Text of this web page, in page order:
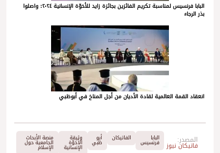
البابا فرنسيس لمناسبة تكريم الفائزين بجائزة زايد للأخوّة الإنسانية ٢٠٢٤: واصلوا
بذر الرجاء
انعقاد القمة العالمية لقادة الأديان من أجل المناخ في أبوظبي
المصدر:
فاتيكان نيوز
البابا
فرنسيس
الفاتيكان أبو
ظبي
وثيقة
الأخوّة
الإنسانية
منصة الأبحاث
الجامعية حول
الإسلام